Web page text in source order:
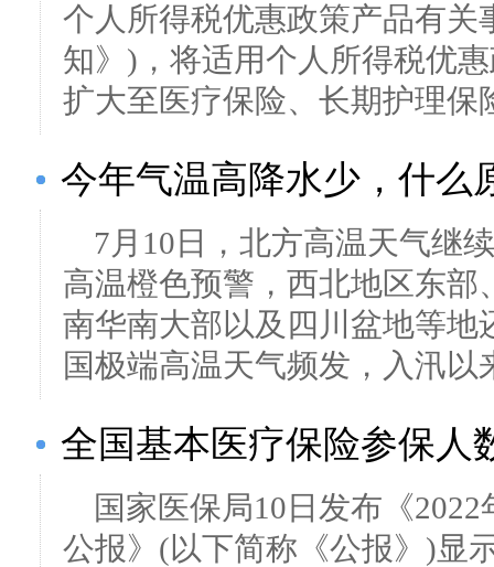
个人所得税优惠政策产品有
知》)，将适用个人所得税优
扩大至医疗保险、长期护理保
今年气温高降水少，什么
7月10日，北方高温天气继
高温橙色预警，西北地区东
南华南大部以及四川盆地等
国极端高温天气频发，入汛以
全国基本医疗保险参保人
国家医保局10日发布《
公报》(以下简称《公报》)显